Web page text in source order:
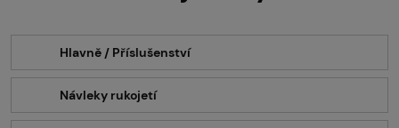
Díly pro značkovače / Hřiště
Pyrotechnika II. Jakost GRINDS
Hlavně / Příslušenství
Návleky rukojetí